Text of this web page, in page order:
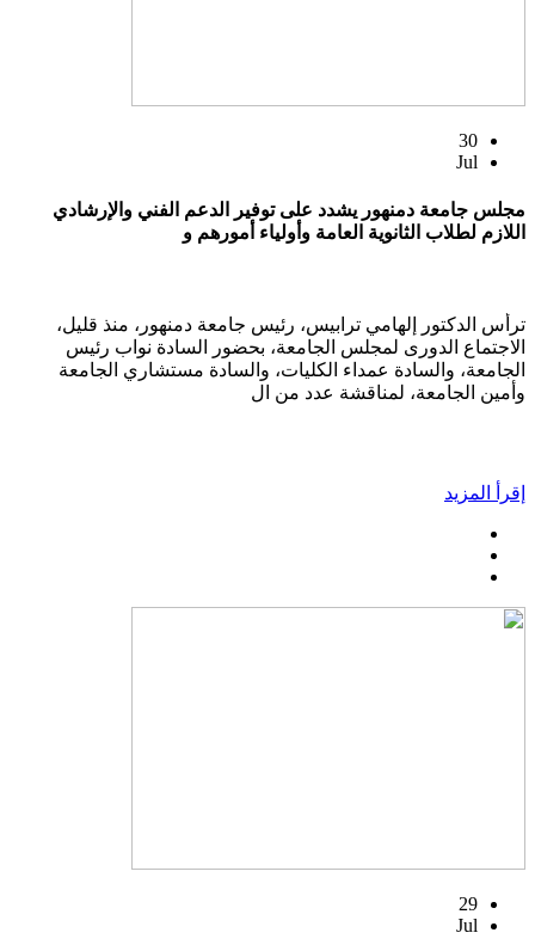
30
Jul
مجلس جامعة دمنهور يشدد على توفير الدعم الفني والإرشادي
اللازم لطلاب الثانوية العامة وأولياء أمورهم و
ترأس الدكتور إلهامي ترابيس، رئيس جامعة دمنهور، منذ قليل،
الاجتماع الدورى لمجلس الجامعة، بحضور السادة نواب رئيس
الجامعة، والسادة عمداء الكليات، والسادة مستشاري الجامعة
وأمين الجامعة، لمناقشة عدد من ال
إقرأ المزيد
29
Jul